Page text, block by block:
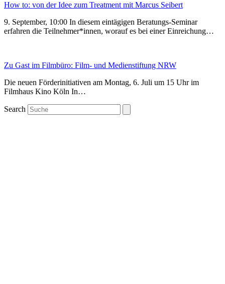
How to: von der Idee zum Treatment mit Marcus Seibert
9. September, 10:00 In diesem eintägigen Beratungs-Seminar
erfahren die Teilnehmer*innen, worauf es bei einer Einreichung…
Zu Gast im Filmbüro: Film- und Medienstiftung NRW
Die neuen Förderinitiativen am Montag, 6. Juli um 15 Uhr im
Filmhaus Kino Köln In…
Search